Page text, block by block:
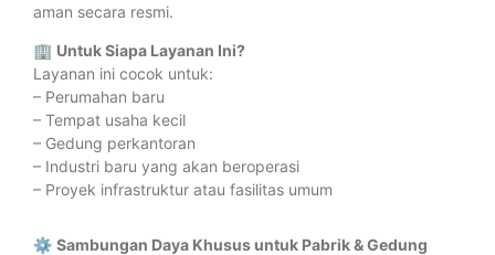
aman secara resmi.
🏢 Untuk Siapa Layanan Ini?
Layanan ini cocok untuk:
– Perumahan baru
– Tempat usaha kecil
– Gedung perkantoran
– Industri baru yang akan beroperasi
– Proyek infrastruktur atau fasilitas umum
⚙️ Sambungan Daya Khusus untuk Pabrik & Gedung